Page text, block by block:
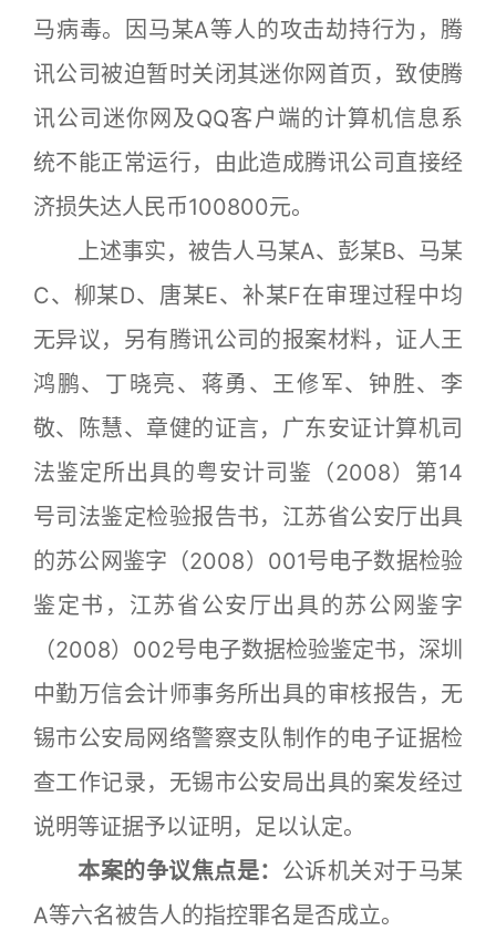
马病毒。因马某A等人的攻击劫持行为，腾
讯公司被迫暂时关闭其迷你网首页，致使腾
讯公司迷你网及QQ客户端的计算机信息系
统不能正常运行，由此造成腾讯公司直接经
济损失达人民币100800元。
上述事实，被告人马某A、彭某B、马某
C、柳某D、唐某E、补某F在审理过程中均
无异议，另有腾讯公司的报案材料，证人王
鸿鹏、丁晓亮、蒋勇、王修军、钟胜、李
敬、陈慧、章健的证言，广东安证计算机司
法鉴定所出具的粤安计司鉴（2008）第14
号司法鉴定检验报告书，江苏省公安厅出具
的苏公网鉴字（2008）001号电子数据检验
鉴定书，江苏省公安厅出具的苏公网鉴字
（2008）002号电子数据检验鉴定书，深圳
中勤万信会计师事务所出具的审核报告，无
锡市公安局网络警察支队制作的电子证据检
查工作记录，无锡市公安局出具的案发经过
说明等证据予以证明，足以认定。
本案的争议焦点是： 公诉机关对于马某
A等六名被告人的指控罪名是否成立。